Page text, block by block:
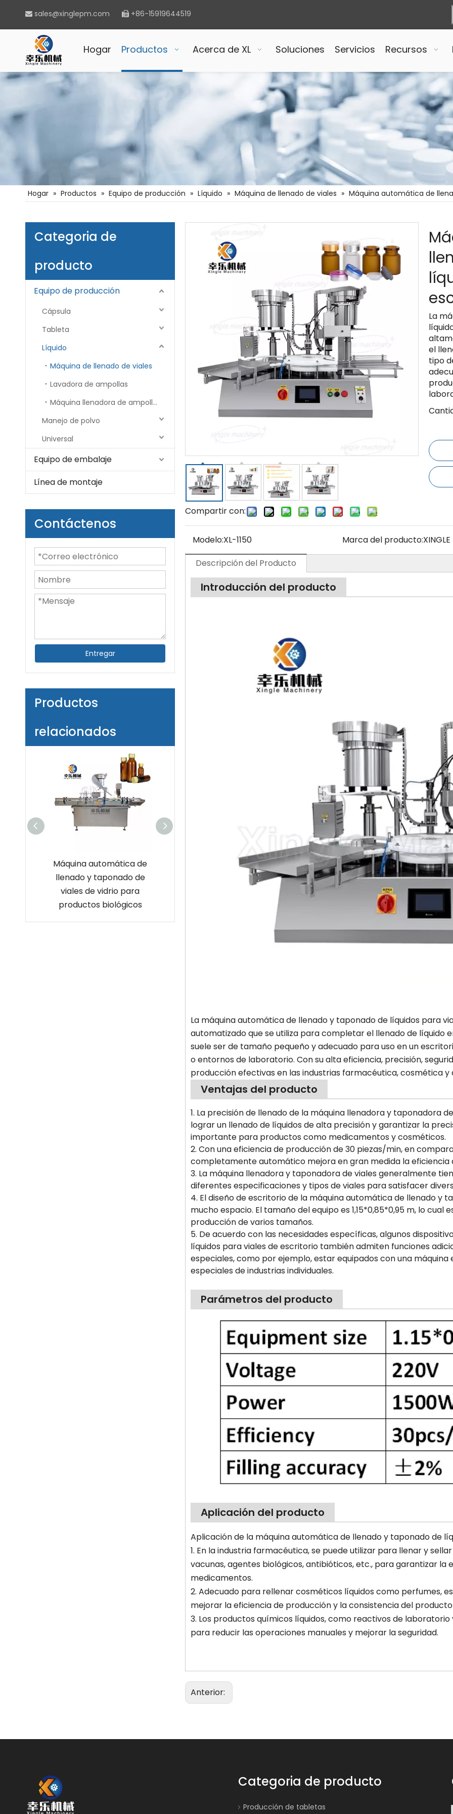
 sales@xinglepm.com  +86-15919644519
Hogar Productos Acerca de XL Soluciones Servicios Recursos
Hogar » Productos » Equipo de producción » Líquido » Máquina de llenado de viales » Máquina automática de
Categoria de
producto
Equipo de producción
Cápsula
Tableta
Líquido
Máquina de llenado de viales
Lavadora de ampollas
Máquina llenadora de ampollas
Manejo de polvo
Universal
Equipo de embalaje
Línea de montaje
Contáctenos
Entregar
Productos
relacionados
Máquina automática de
llenado y taponado de
viales de vidrio para
productos biológicos
Máquina de llenado y
tapado de líquidos para
Máquina de llenado y
tapado de viales de polvo
completamente
Máquina
llenado y
líquidos de
cabezal
Compartir con:
La
el
tipo
Modelo:XL-1150 Marca del producto:XINGLE
Descripción del Producto
Introducción del producto
La máquina automática de llenado y taponado de líquidos para
automatizado que se utiliza para completar el llenado de líquido
suele ser de tamaño pequeño y adecuado para uso en un
o entornos de laboratorio. Con su alta eficiencia, precisión,
producción efectivas en las industrias farmacéutica, cosmética y
Ventajas del producto
1. La precisión de llenado de la máquina llenadora y taponadora
lograr un llenado de líquidos de alta precisión y garantizar la
importante para productos como medicamentos y cosméticos.
2. Con una eficiencia de producción de 30 piezas/min, en
completamente automático mejora en gran medida la
3. La máquina llenadora y taponadora de viales generalmente
diferentes especificaciones y tipos de viales para satisfacer
4. El diseño de escritorio de la máquina automática de llenado y
mucho espacio. El tamaño del equipo es 1,15*0,85*0,95 m, lo
producción de varios tamaños.
5. De acuerdo con las necesidades específicas, algunos
líquidos para viales de escritorio también admiten funciones
especiales, como por ejemplo, estar equipados con una
especiales de industrias individuales.
Parámetros del producto
Aplicación del producto
Aplicación de la máquina automática de llenado y taponado de
1. En la industria farmacéutica, se puede utilizar para llenar y
vacunas, agentes biológicos, antibióticos, etc., para garantizar la
medicamentos.
2. Adecuado para rellenar cosméticos líquidos como perfumes,
mejorar la eficiencia de producción y la consistencia del producto.
3. Los productos químicos líquidos, como reactivos de
para reducir las operaciones manuales y mejorar la seguridad.
Anterior:
Categoria de producto
Producción de tabletas